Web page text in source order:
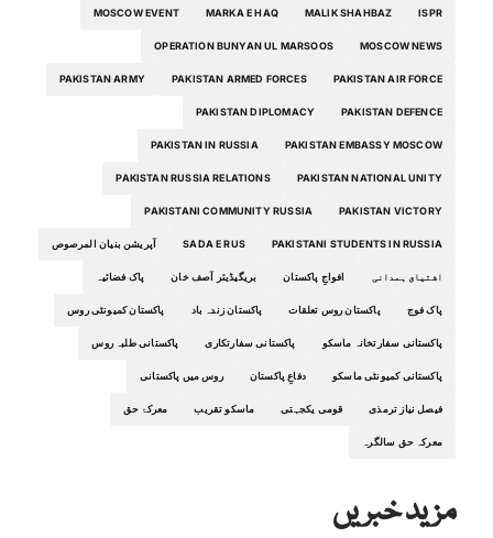
ISPR
MALIK SHAHBAZ
MARKA E HAQ
MOSCOW EVENT
MOSCOW NEWS
OPERATION BUNYAN UL MARSOOS
PAKISTAN AIR FORCE
PAKISTAN ARMED FORCES
PAKISTAN ARMY
PAKISTAN DEFENCE
PAKISTAN DIPLOMACY
PAKISTAN EMBASSY MOSCOW
PAKISTAN IN RUSSIA
PAKISTAN NATIONAL UNITY
PAKISTAN RUSSIA RELATIONS
PAKISTAN VICTORY
PAKISTANI COMMUNITY RUSSIA
PAKISTANI STUDENTS IN RUSSIA
SADA E RUS آپریشن بنیان المرصوص
اشتیاق ہمدانی افواجِ پاکستان بریگیڈیئر آصف خان پاک فضائیہ
پاک فوج پاکستان روس تعلقات پاکستان زندہ باد پاکستان کمیونٹی روس
پاکستانی سفارتخانہ ماسکو پاکستانی سفارتکاری پاکستانی طلبہ روس
پاکستانی کمیونٹی ماسکو دفاعِ پاکستان روس میں پاکستانی
فیصل نیاز ترمذی قومی یکجہتی ماسکو تقریب معرکۂ حق
معرکہ حق سالگرہ
مزید خبریں